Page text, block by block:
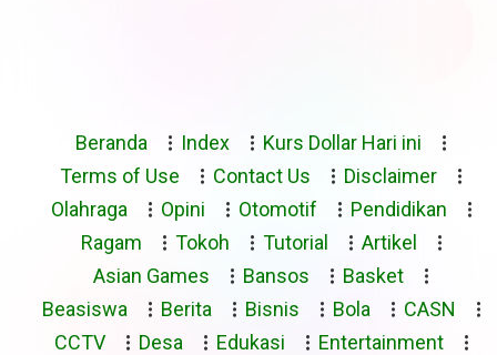
Beranda Index
Kurs Dollar Hari ini
Terms of Use
Contact Us
Disclaimer
Olahraga
Opini Otomotif
Pendidikan
Ragam
Tokoh Tutorial
Artikel
Asian Games
Bansos
Basket
Beasiswa
Berita Bisnis Bola
CASN
CCTV
Desa Edukasi
Entertainment